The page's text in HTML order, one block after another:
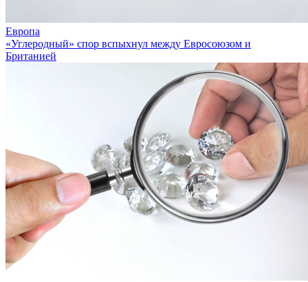
Европа
«Углеродный» спор вспыхнул между Евросоюзом и
Британией